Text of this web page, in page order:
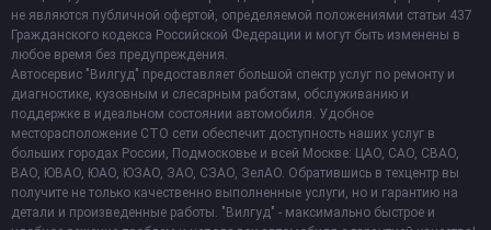
не являются публичной офертой, определяемой положениями статьи 437
Гражданского кодекса Российской Федерации и могут быть изменены в
любое время без предупреждения.
Автосервис "Вилгуд" предоставляет большой спектр услуг по ремонту и
диагностике, кузовным и слесарным работам, обслуживанию и
поддержке в идеальном состоянии автомобиля. Удобное
месторасположение СТО сети обеспечит доступность наших услуг в
больших городах России, Подмосковье и всей Москве: ЦАО, САО, СВАО,
ВАО, ЮВАО, ЮАО, ЮЗАО, ЗАО, СЗАО, ЗелАО. Обратившись в техцентр вы
получите не только качественно выполненные услуги, но и гарантию на
детали и произведенные работы. "Вилгуд" - максимально быстрое и